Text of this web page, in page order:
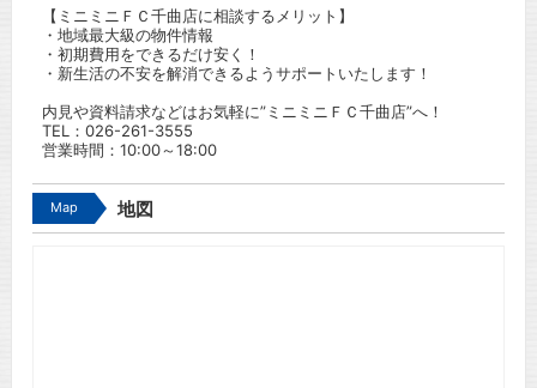
【ミニミニＦＣ千曲店に相談するメリット】
・地域最大級の物件情報
・初期費用をできるだけ安く！
・新生活の不安を解消できるようサポートいたします！
内見や資料請求などはお気軽に”ミニミニＦＣ千曲店”へ！
TEL： 026-261-3555
営業時間：10:00～18:00
Map 地図